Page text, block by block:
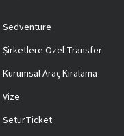
Sedventure
Şirketlere Özel Transfer
Kurumsal Araç Kiralama
Vize
SeturTicket